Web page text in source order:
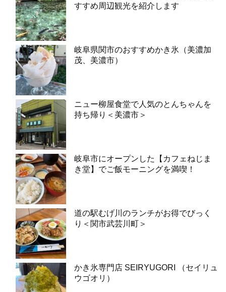
すすめ周辺観光を紹介します
岐阜県関市のおすすめかき氷（美濃加
茂、美濃市）
ニュー柳屋食堂で人気のとんちゃんを
持ち帰り＜美濃市＞
岐阜市にオープンした【カフェねじま
き堂】でご飯モーニングを満喫！
道の駅むげ川のランチがお得でびっく
り＜関市武芸川町＞
かき氷専門店 SEIRYUGORI （セイリュ
ウゴオリ）